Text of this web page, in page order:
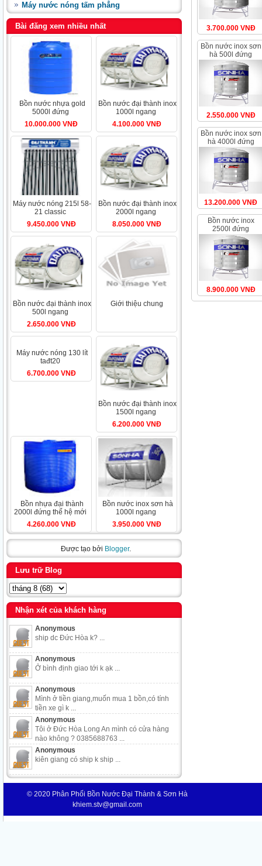
Máy nước nóng tấm phẳng
Bài đăng xem nhiều nhất
bồn nước nhựa gold
5000l đứng
10.000.000 VNĐ
bồn nước đại thành inox
1000l ngang
4.100.000 VNĐ
máy nước nóng 215l 58-
21 classic
9.450.000 VNĐ
bồn nước đại thành inox
2000l ngang
8.050.000 VNĐ
bồn nước đại thành inox
500l ngang
2.650.000 VNĐ
giới thiệu chung
máy nước nóng 130 lít
tađt20
6.700.000 VNĐ
bồn nước đại thành inox
1500l ngang
6.200.000 VNĐ
bồn nhựa đại thành
2000l đứng thế hệ mới
4.260.000 VNĐ
bồn nước inox sơn hà
1000l ngang
3.950.000 VNĐ
Được tạo bởi Blogger.
Lưu trữ Blog
Nhận xét của khách hàng
Anonymous
ship dc Đức Hòa k? ...
Anonymous
Ở bình định giao tới k ạk ...
Anonymous
Mình ở tiền giang,muốn mua 1 bồn,có tính
tiền xe gì k ...
Anonymous
Tôi ở Đức Hòa Long An mình có cửa hàng
nào không ? 0385688763 ...
Anonymous
kiên giang có ship k ship ...
3.700.000 VNĐ
bồn nước inox sơn
hà 500l đứng
2.550.000 VNĐ
bồn nước inox sơn
hà 4000l đứng
13.200.000 VNĐ
bồn nước inox
2500l đứng
(ø1380)
8.900.000 VNĐ
© 2020 Phân Phối Bồn Nước Đại Thành & Sơn Hà
khiem.stv@gmail.com